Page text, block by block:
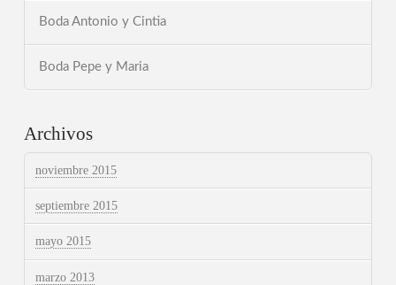
Boda Antonio y Cintia
Boda Pepe y Maria
Archivos
noviembre 2015
septiembre 2015
mayo 2015
marzo 2013